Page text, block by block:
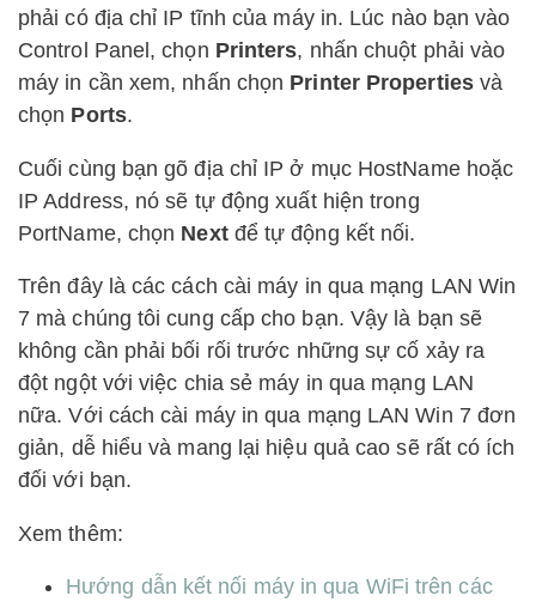
phải có địa chỉ IP tĩnh của máy in. Lúc nào bạn vào
Control Panel, chọn Printers, nhấn chuột phải vào
máy in cần xem, nhấn chọn Printer Propertiesvà
chọn Ports.
Cuối cùng bạn gõ địa chỉ IP ở mục HostName hoặc
IP Address, nó sẽ tự động xuất hiện trong
PortName, chọn Nextđể tự động kết nối.
Trên đây là các cách cài máy in qua mạng LAN Win
7 mà chúng tôi cung cấp cho bạn. Vậy là bạn sẽ
không cần phải bối rối trước những sự cố xảy ra
đột ngột với việc chia sẻ máy in qua mạng LAN
nữa. Với cách cài máy in qua mạng LAN Win 7 đơn
giản, dễ hiểu và mang lại hiệu quả cao sẽ rất có ích
đối với bạn.
Xem thêm:
Hướng dẫn kết nối máy in qua WiFi trên các